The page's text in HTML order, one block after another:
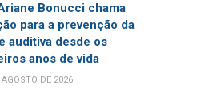
Bonucci chama
para a prevenção da
auditiva desde os
anos de vida
DE 2026